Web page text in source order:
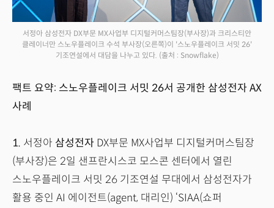
서정아 삼성전자 DX부문 MX사업부 디지털커머스팀장(부사장)과 크리스티안
클레이너만 스노우플레이크 수석 부사장(오른쪽)이 '스노우플레이크 서밋 26'
기조연설에서 대담을 나누고 있다. (출처 : Snowflake)
팩트 요약: 스노우플레이크 서밋 26서 공개한 삼성전자 AX
사례
1. 서정아 삼성전자 DX부문 MX사업부 디지털커머스팀장
(부사장)은 2일 샌프란시스코 모스콘 센터에서 열린
스노우플레이크 서밋 26 기조연설 무대에서 삼성전자가
활용 중인 AI 에이전트(agent, 대리인) ‘SIAA(쇼퍼